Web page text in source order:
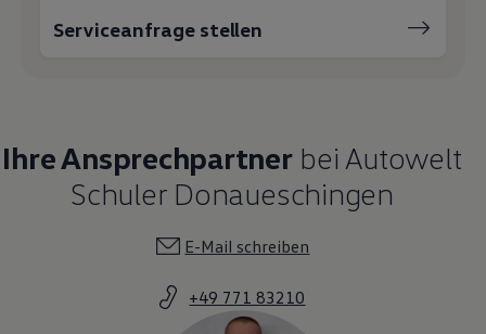
Serviceanfrage stellen
Ihre Ansprechpartnerbei Autowelt
Schuler Donaueschingen
E-Mail schreiben
+49 771 83210